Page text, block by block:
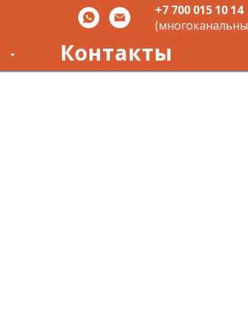
+7 700 015 10 14
Контакты